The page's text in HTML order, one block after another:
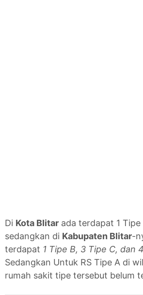
Di Kota Blitar ada terdapat 1
sedangkan di Kabupaten Blitar-
terdapat 1 Tipe B, 3 Tipe C, dan
Sedangkan Untuk RS Tipe A di
rumah sakit tipe tersebut belum